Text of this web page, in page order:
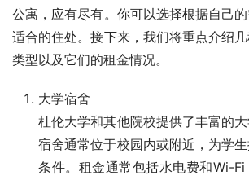
公寓，应有尽有。你可以选择根据自己
适合的住处。接下来，我们将重点介绍
类型以及它们的租金情况。
大学宿舍
杜伦大学和其他院校提供了丰富的
宿舍通常位于校园内或附近，为学
条件。租金通常包括水电费和Wi-